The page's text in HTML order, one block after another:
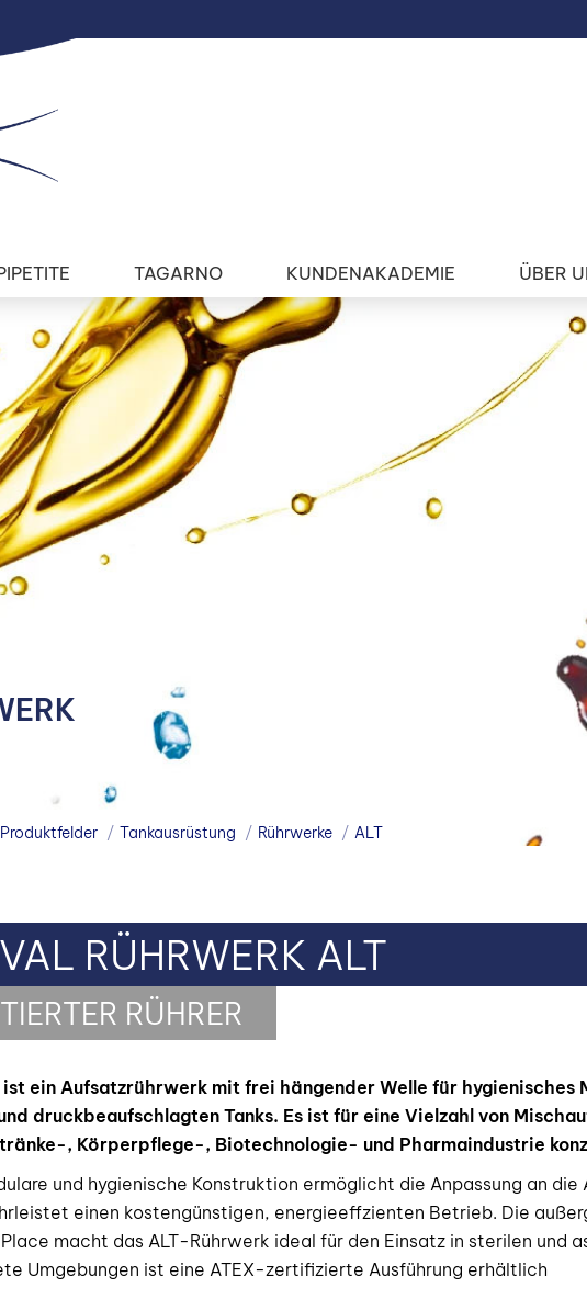
TAGARNO KUNDENAKADEMIE ÜBER
Produktfelder Tankausrüstung Rührwerke ALT
RÜHRWERK ALT
RÜHRER
ist ein Aufsatzrührwerk mit frei hängender Welle für hygienisches
druckbeaufschlagten Tanks. Es ist für eine Vielzahl von
, Körperpflege-, Biotechnologie- und Pharmaindustrie
und hygienische Konstruktion ermöglicht die Anpassung an
einen kostengünstigen, energieeffzienten Betrieb. Die
macht das ALT-Rührwerk ideal für den Einsatz in sterilen und
Umgebungen ist eine ATEX-zertifizierte Ausführung erhältlich